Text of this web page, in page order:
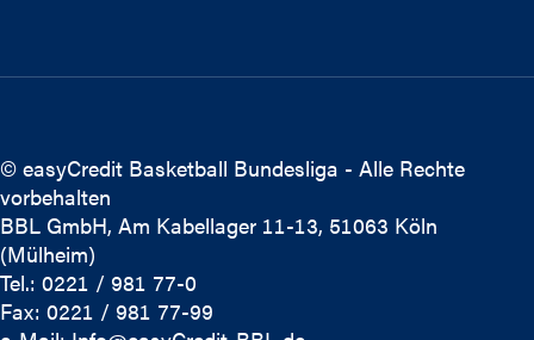
© easyCredit Basketball Bundesliga - Alle Rechte
vorbehalten
BBL GmbH, Am Kabellager 11-13, 51063 Köln
(Mülheim)
Tel.: 0221 / 981 77-0
Fax: 0221 / 981 77-99